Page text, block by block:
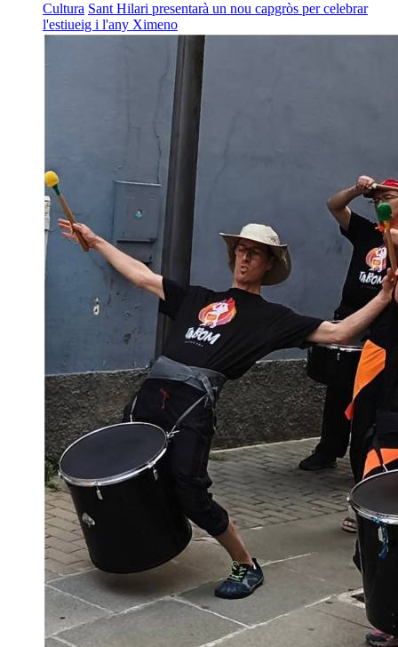
Cultura Sant Hilari presentarà un nou capgròs per celebrar
l'estiueig i l'any Ximeno